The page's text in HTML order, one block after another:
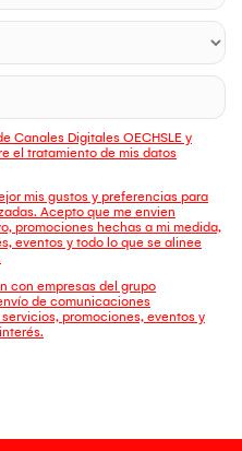
Canales Digitales OECHSLE y
el tratamiento de mis datos
mis gustos y preferencias para
Acepto que me envien
promociones hechas a mi medida,
eventos y todo lo que se alinee
con empresas del grupo
de comunicaciones
promociones, eventos y